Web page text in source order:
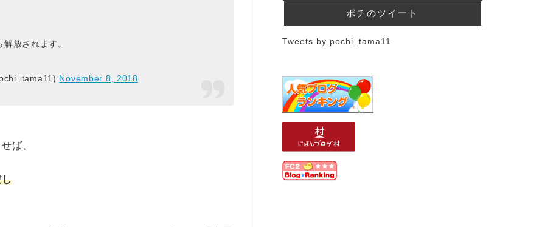
放されます。
November 8, 2018
ば、
し
ポチのツイート
Tweets by pochi_tama11